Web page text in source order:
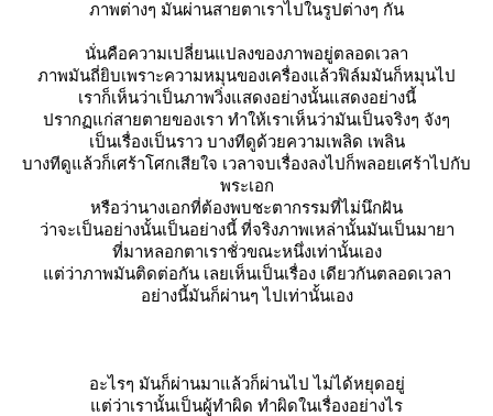
ภาพต่างๆ มันผ่านสายตาเราไปในรูปต่างๆ กัน
นั่นคือความเปลี่ยนแปลงของภาพอยู่ตลอดเวลา
ภาพมันถี่ยิบเพราะความหมุนของเครื่องแล้วฟิล์มมันก็หมุนไป
เราก็เห็นว่าเป็นภาพวิ่งแสดงอย่างนั้นแสดงอย่างนี้
ปรากฏแก่สายตายของเรา ทำให้เราเห็นว่ามันเป็นจริงๆ จังๆ
เป็นเรื่องเป็นราว บางทีดูด้วยความเพลิด เพลิน
บางทีดูแล้วก็เศร้าโศกเสียใจ เวลาจบเรื่องลงไปก็พลอยเศร้าไปกับ
พระเอก
หรือว่านางเอกที่ต้องพบชะตากรรมที่ไม่นึกฝัน
ว่าจะเป็นอย่างนั้นเป็นอย่างนี้ ที่จริงภาพเหล่านั้นมันเป็นมายา
ที่มาหลอกตาเราชั่วขณะหนึ่งเท่านั้นเอง
ต่ว่าภาพมันติดต่อกัน เลยเห็นเป็นเรื่อง เดียวกันตลอดเวลา
อย่างนี้มันก็ผ่านๆ ไปเท่านั้นเอง
อะไรๆ มันก็ผ่านมาแล้วก็ผ่านไป ไม่ได้หยุดอยู่
ต่ว่าเรานั้นเป็นผู้ทำผิด ทำผิดในเรื่องอย่างไร